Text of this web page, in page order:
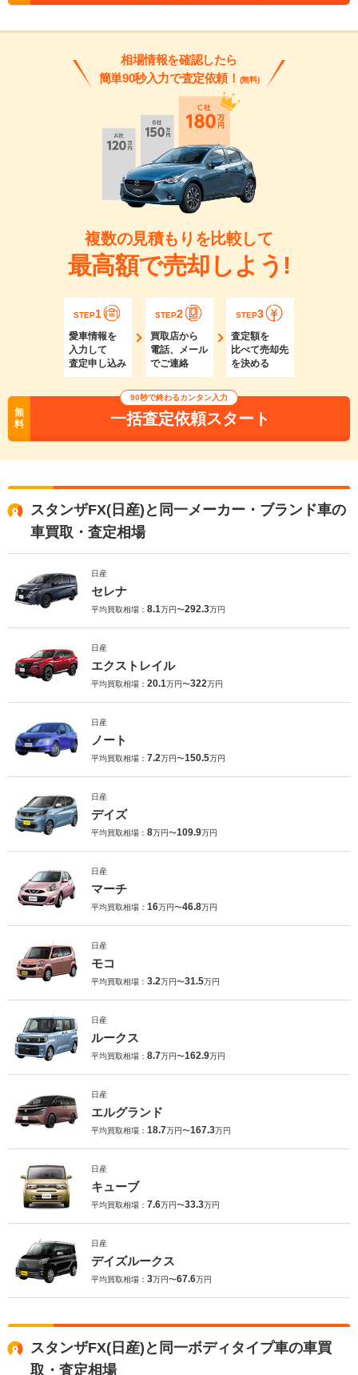
相場情報を確認したら
簡単90秒入力で査定依頼！ (無料)
複数の見積もりを比較して
最高額で売却しよう!
STEP1
愛車情報を
入力して
査定申し込み
STEP2
買取店から
電話、メール
でご連絡
STEP3
査定額を
比べて売却先
を決める
無
料
90秒で終わるカンタン入力
一括査定依頼スタート
スタンザFX(日産)と同一メーカー・ブランド車の
車買取・査定相場
日産
セレナ
平均買取相場： 8.1万円〜292.3万円
日産
エクストレイル
平均買取相場： 20.1万円〜322万円
日産
ノート
平均買取相場： 7.2万円〜150.5万円
日産
デイズ
平均買取相場： 8万円〜109.9万円
日産
マーチ
平均買取相場： 16万円〜46.8万円
日産
モコ
平均買取相場： 3.2万円〜31.5万円
日産
ルークス
平均買取相場： 8.7万円〜162.9万円
日産
エルグランド
平均買取相場： 18.7万円〜167.3万円
日産
キューブ
平均買取相場： 7.6万円〜33.3万円
日産
デイズルークス
平均買取相場： 3万円〜67.6万円
スタンザFX(日産)と同一ボディタイプ車の車買
取・査定相場